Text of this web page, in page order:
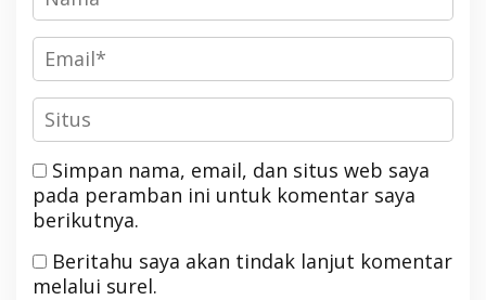
Simpan nama, email, dan situs web saya
pada peramban ini untuk komentar saya
berikutnya.
Beritahu saya akan tindak lanjut komentar
melalui surel.